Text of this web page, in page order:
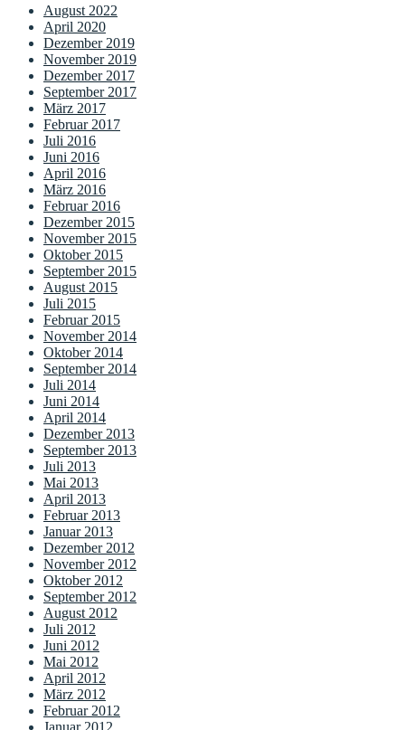
August 2022
April 2020
Dezember 2019
November 2019
Dezember 2017
September 2017
März 2017
Februar 2017
Juli 2016
Juni 2016
April 2016
März 2016
Februar 2016
Dezember 2015
November 2015
Oktober 2015
September 2015
August 2015
Juli 2015
Februar 2015
November 2014
Oktober 2014
September 2014
Juli 2014
Juni 2014
April 2014
Dezember 2013
September 2013
Juli 2013
Mai 2013
April 2013
Februar 2013
Januar 2013
Dezember 2012
November 2012
Oktober 2012
September 2012
August 2012
Juli 2012
Juni 2012
Mai 2012
April 2012
März 2012
Februar 2012